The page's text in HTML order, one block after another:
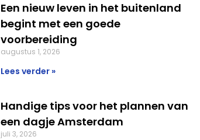
Een nieuw leven in het buitenland
begint met een goede
voorbereiding
augustus 1, 2026
Lees verder »
Handige tips voor het plannen van
een dagje Amsterdam
juli 3, 2026